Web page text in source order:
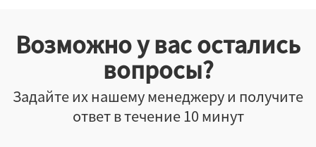
Возможно у вас остались
вопросы?
Задайте их нашему менеджеру и получите
ответ в течение 10 минут